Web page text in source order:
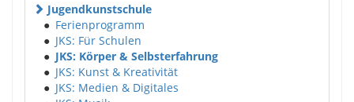
Jugendkunstschule
● Ferienprogramm
● JKS: Für Schulen
● JKS: Körper & Selbsterfahrung
● JKS: Kunst & Kreativität
● JKS: Medien & Digitales